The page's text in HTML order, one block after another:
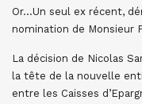
Or…Un seul ex récent,
nomination de Monsieur
La décision de Nicolas
la tête de la nouvelle
entre les Caisses